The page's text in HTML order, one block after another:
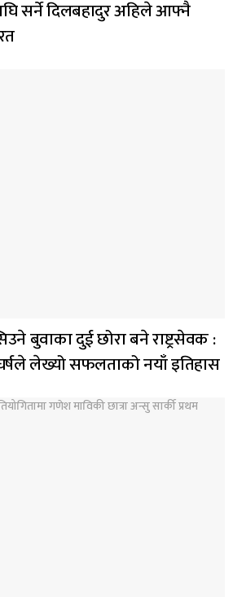
सर्ने दिलबहादुर अहिले आफ्नै
बुवाका दुई छोरा बने राष्ट्रसेवक :
लेख्यो सफलताको नयाँ इतिहास